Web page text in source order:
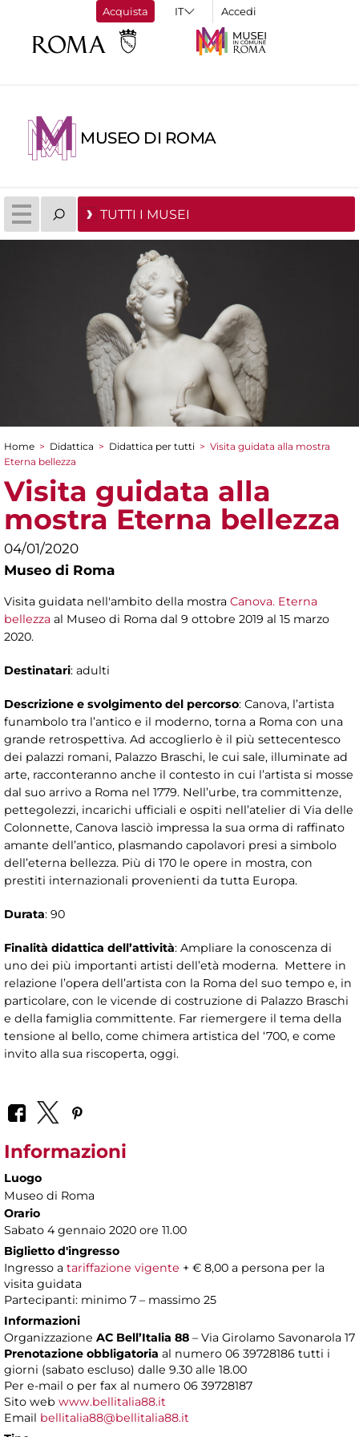
Acquista Accedi
MUSEO DI ROMA
TUTTI I MUSEI
Tu sei qui
Home > Didattica > Didattica per tutti > Visita guidata alla mostra
Eterna bellezza
Visita guidata alla
mostra Eterna bellezza
04/01/2020
Museo di Roma
Visita guidata nell'ambito della mostra Canova. Eterna
bellezza al Museo di Roma dal 9 ottobre 2019 al 15 marzo
2020.
Destinatari: adulti
Descrizione e svolgimento del percorso: Canova, l’artista
funambolo tra l’antico e il moderno, torna a Roma con una
grande retrospettiva. Ad accoglierlo è il più settecentesco
dei palazzi romani, Palazzo Braschi, le cui sale, illuminate ad
arte, racconteranno anche il contesto in cui l’artista si mosse
dal suo arrivo a Roma nel 1779. Nell’urbe, tra committenze,
pettegolezzi, incarichi ufficiali e ospiti nell’atelier di Via delle
Colonnette, Canova lasciò impressa la sua orma di raffinato
amante dell’antico, plasmando capolavori presi a simbolo
dell’eterna bellezza. Più di 170 le opere in mostra, con
prestiti internazionali provenienti da tutta Europa.
Durata: 90
Finalità didattica dell’attività: Ampliare la conoscenza di
uno dei più importanti artisti dell’età moderna. Mettere in
relazione l’opera dell’artista con la Roma del suo tempo e, in
particolare, con le vicende di costruzione di Palazzo Braschi
e della famiglia committente. Far riemergere il tema della
tensione al bello, come chimera artistica del ‘700, e come
invito alla sua riscoperta, oggi.
Informazioni
Luogo
Museo di Roma
Orario
Sabato 4 gennaio 2020 ore 11.00
Biglietto d'ingresso
Ingresso a tariffazione vigente + € 8,00 a persona per la
visita guidata
Partecipanti: minimo 7 – massimo 25
Informazioni
Organizzazione AC Bell’Italia 88 – Via Girolamo Savonarola 17
Prenotazione obbligatoria al numero 06 39728186 tutti i
giorni (sabato escluso) dalle 9.30 alle 18.00
Per e-mail o per fax al numero 06 39728187
Sito web www.bellitalia88.it
Email bellitalia88@bellitalia88.it